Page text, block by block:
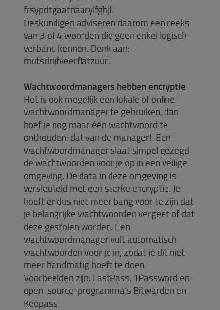
frsypdtgaatnaarylfghjl.
Deskundigen adviseren daarom een reeks
van 3 of 4 woorden die geen enkel logisch
verband kennen. Denk aan:
mutsdrijfveerflatzuur.
Wachtwoordmanagers hebben encryptie
Het is ook mogelijk een lokale of online
wachtwoordmanager te gebruiken, dan
hoef je nog maar één wachtwoord te
onthouden: dat van de manager! Een
wachtwoordmanager slaat simpel gezegd
de wachtwoorden voor je op in een veilige
omgeving. De data in deze omgeving is
versleuteld met een sterke encryptie. Je
hoeft er dus niet meer bang voor te zijn dat
je belangrijke wachtwoorden vergeet of dat
deze gestolen worden. Een
wachtwoordmanager vult automatisch
wachtwoorden voor je in, zodat je dit niet
meer handmatig hoeft te doen.
Voorbeelden zijn: LastPass, 1Password en
open-source-programma’s Bitwarden en
Keepass.